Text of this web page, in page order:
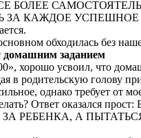
БОЛЕЕ
УСПЕШНОЕ
обходилась без
домашним заданием
хорошо усвоил, что
в родительскую голову
однако требует от
Ответ оказался
РЕБЕНКА, А